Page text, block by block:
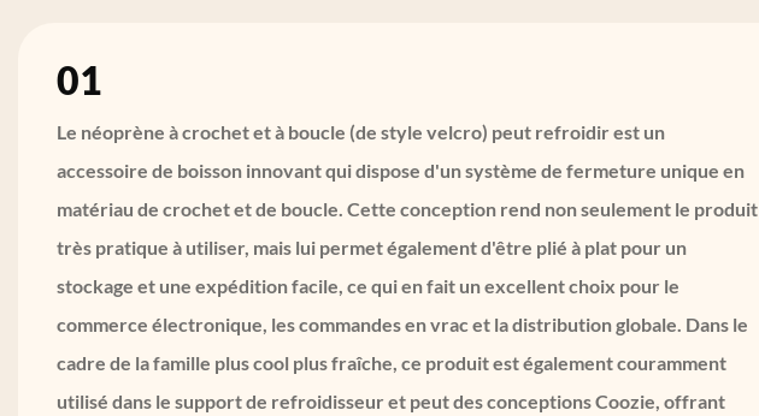
01
Le néoprène à crochet et à boucle (de style velcro) peut refroidir est un
accessoire de boisson innovant qui dispose d'un système de fermeture unique en
matériau de crochet et de boucle. Cette conception rend non seulement le produit
très pratique à utiliser, mais lui permet également d'être plié à plat pour un
stockage et une expédition facile, ce qui en fait un excellent choix pour le
commerce électronique, les commandes en vrac et la distribution globale. Dans le
cadre de la famille plus cool plus fraîche, ce produit est également couramment
utilisé dans le support de refroidisseur et peut des conceptions Coozie, offrant